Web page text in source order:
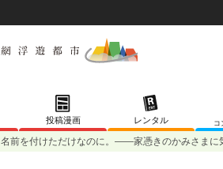
投稿漫画 レンタル
コ
名前を付けただけなのに。――家憑きのかみさまに